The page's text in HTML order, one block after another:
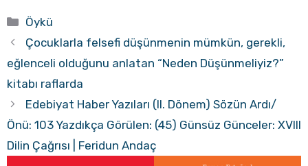
Kategoriler
Öykü
Çocuklarla felsefi düşünmenin mümkün, gerekli,
eğlenceli olduğunu anlatan “Neden Düşünmeliyiz?”
kitabı raflarda
Edebiyat Haber Yazıları (II. Dönem) Sözün Ardı/
Önü: 103 Yazdıkça Görülen: (45) Günsüz Günceler: XVIII
Dilin Çağrısı | Feridun Andaç